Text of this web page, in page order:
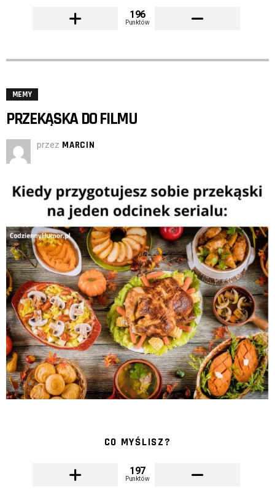
196
Punktów
MEMY
PRZEKĄSKA DO FILMU
przez MARCIN
CO MYŚLISZ?
197
Punktów